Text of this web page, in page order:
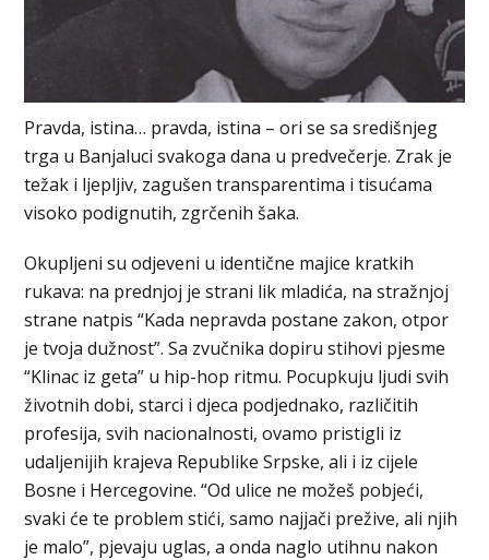
Pravda, istina… pravda, istina – ori se sa središnjeg
trga u Banjaluci svakoga dana u predvečerje. Zrak je
težak i ljepljiv, zagušen transparentima i tisućama
visoko podignutih, zgrčenih šaka.
Okupljeni su odjeveni u identične majice kratkih
rukava: na prednjoj je strani lik mladića, na stražnjoj
strane natpis “Kada nepravda postane zakon, otpor
je tvoja dužnost”. Sa zvučnika dopiru stihovi pjesme
“Klinac iz geta” u hip-hop ritmu. Pocupkuju ljudi svih
životnih dobi, starci i djeca podjednako, različitih
profesija, svih nacionalnosti, ovamo pristigli iz
udaljenijih krajeva Republike Srpske, ali i iz cijele
Bosne i Hercegovine. “Od ulice ne možeš pobjeći,
svaki će te problem stići, samo najjači prežive, ali njih
je malo”, pjevaju uglas, a onda naglo utihnu nakon